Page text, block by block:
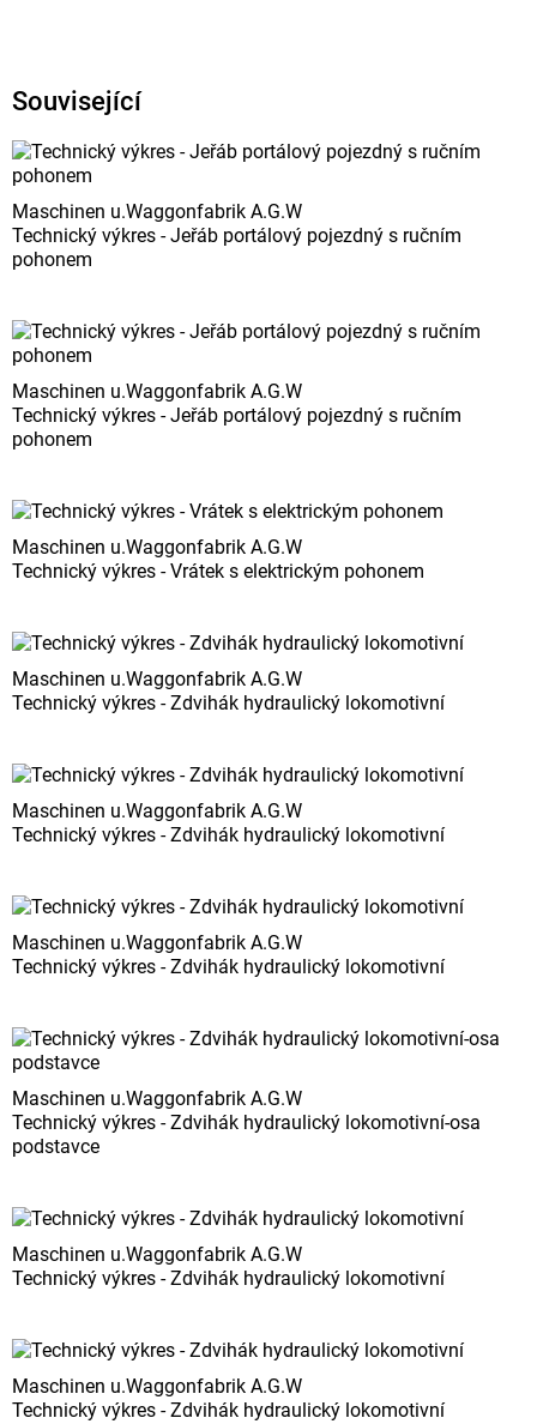
Související
Maschinen u.Waggonfabrik A.G.W
Technický výkres - Jeřáb portálový pojezdný s ručním
pohonem
Maschinen u.Waggonfabrik A.G.W
Technický výkres - Jeřáb portálový pojezdný s ručním
pohonem
Maschinen u.Waggonfabrik A.G.W
Technický výkres - Vrátek s elektrickým pohonem
Maschinen u.Waggonfabrik A.G.W
Technický výkres - Zdvihák hydraulický lokomotivní
Maschinen u.Waggonfabrik A.G.W
Technický výkres - Zdvihák hydraulický lokomotivní
Maschinen u.Waggonfabrik A.G.W
Technický výkres - Zdvihák hydraulický lokomotivní
Maschinen u.Waggonfabrik A.G.W
Technický výkres - Zdvihák hydraulický lokomotivní-osa
podstavce
Maschinen u.Waggonfabrik A.G.W
Technický výkres - Zdvihák hydraulický lokomotivní
Maschinen u.Waggonfabrik A.G.W
Technický výkres - Zdvihák hydraulický lokomotivní